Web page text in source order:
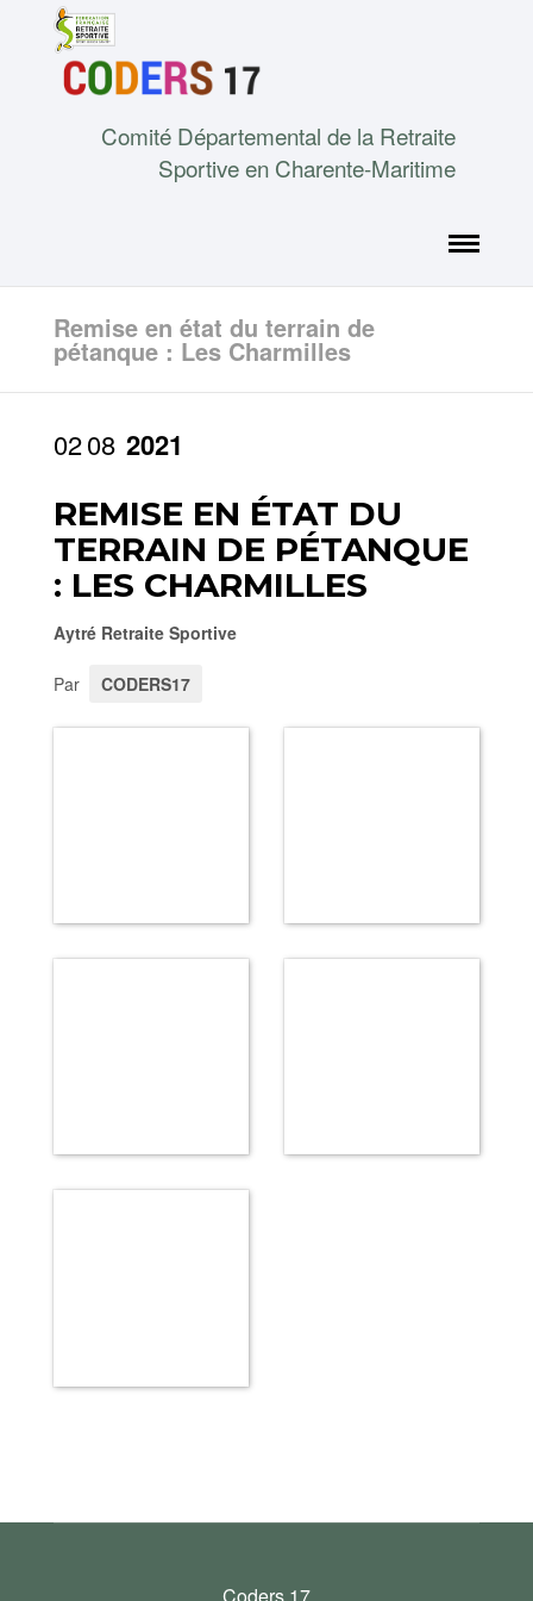
Comité Départemental de la Retraite
Sportive en Charente-Maritime
Remise en état du terrain de
pétanque : Les Charmilles
0208 2021
REMISE EN ÉTAT DU
TERRAIN DE PÉTANQUE
: LES CHARMILLES
Aytré Retraite Sportive
Par CODERS17
Coders 17